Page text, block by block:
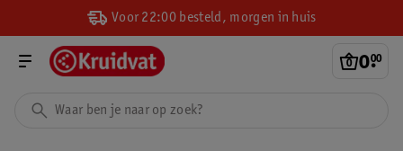
Voor 22:00 besteld, morgen in huis
0.
00